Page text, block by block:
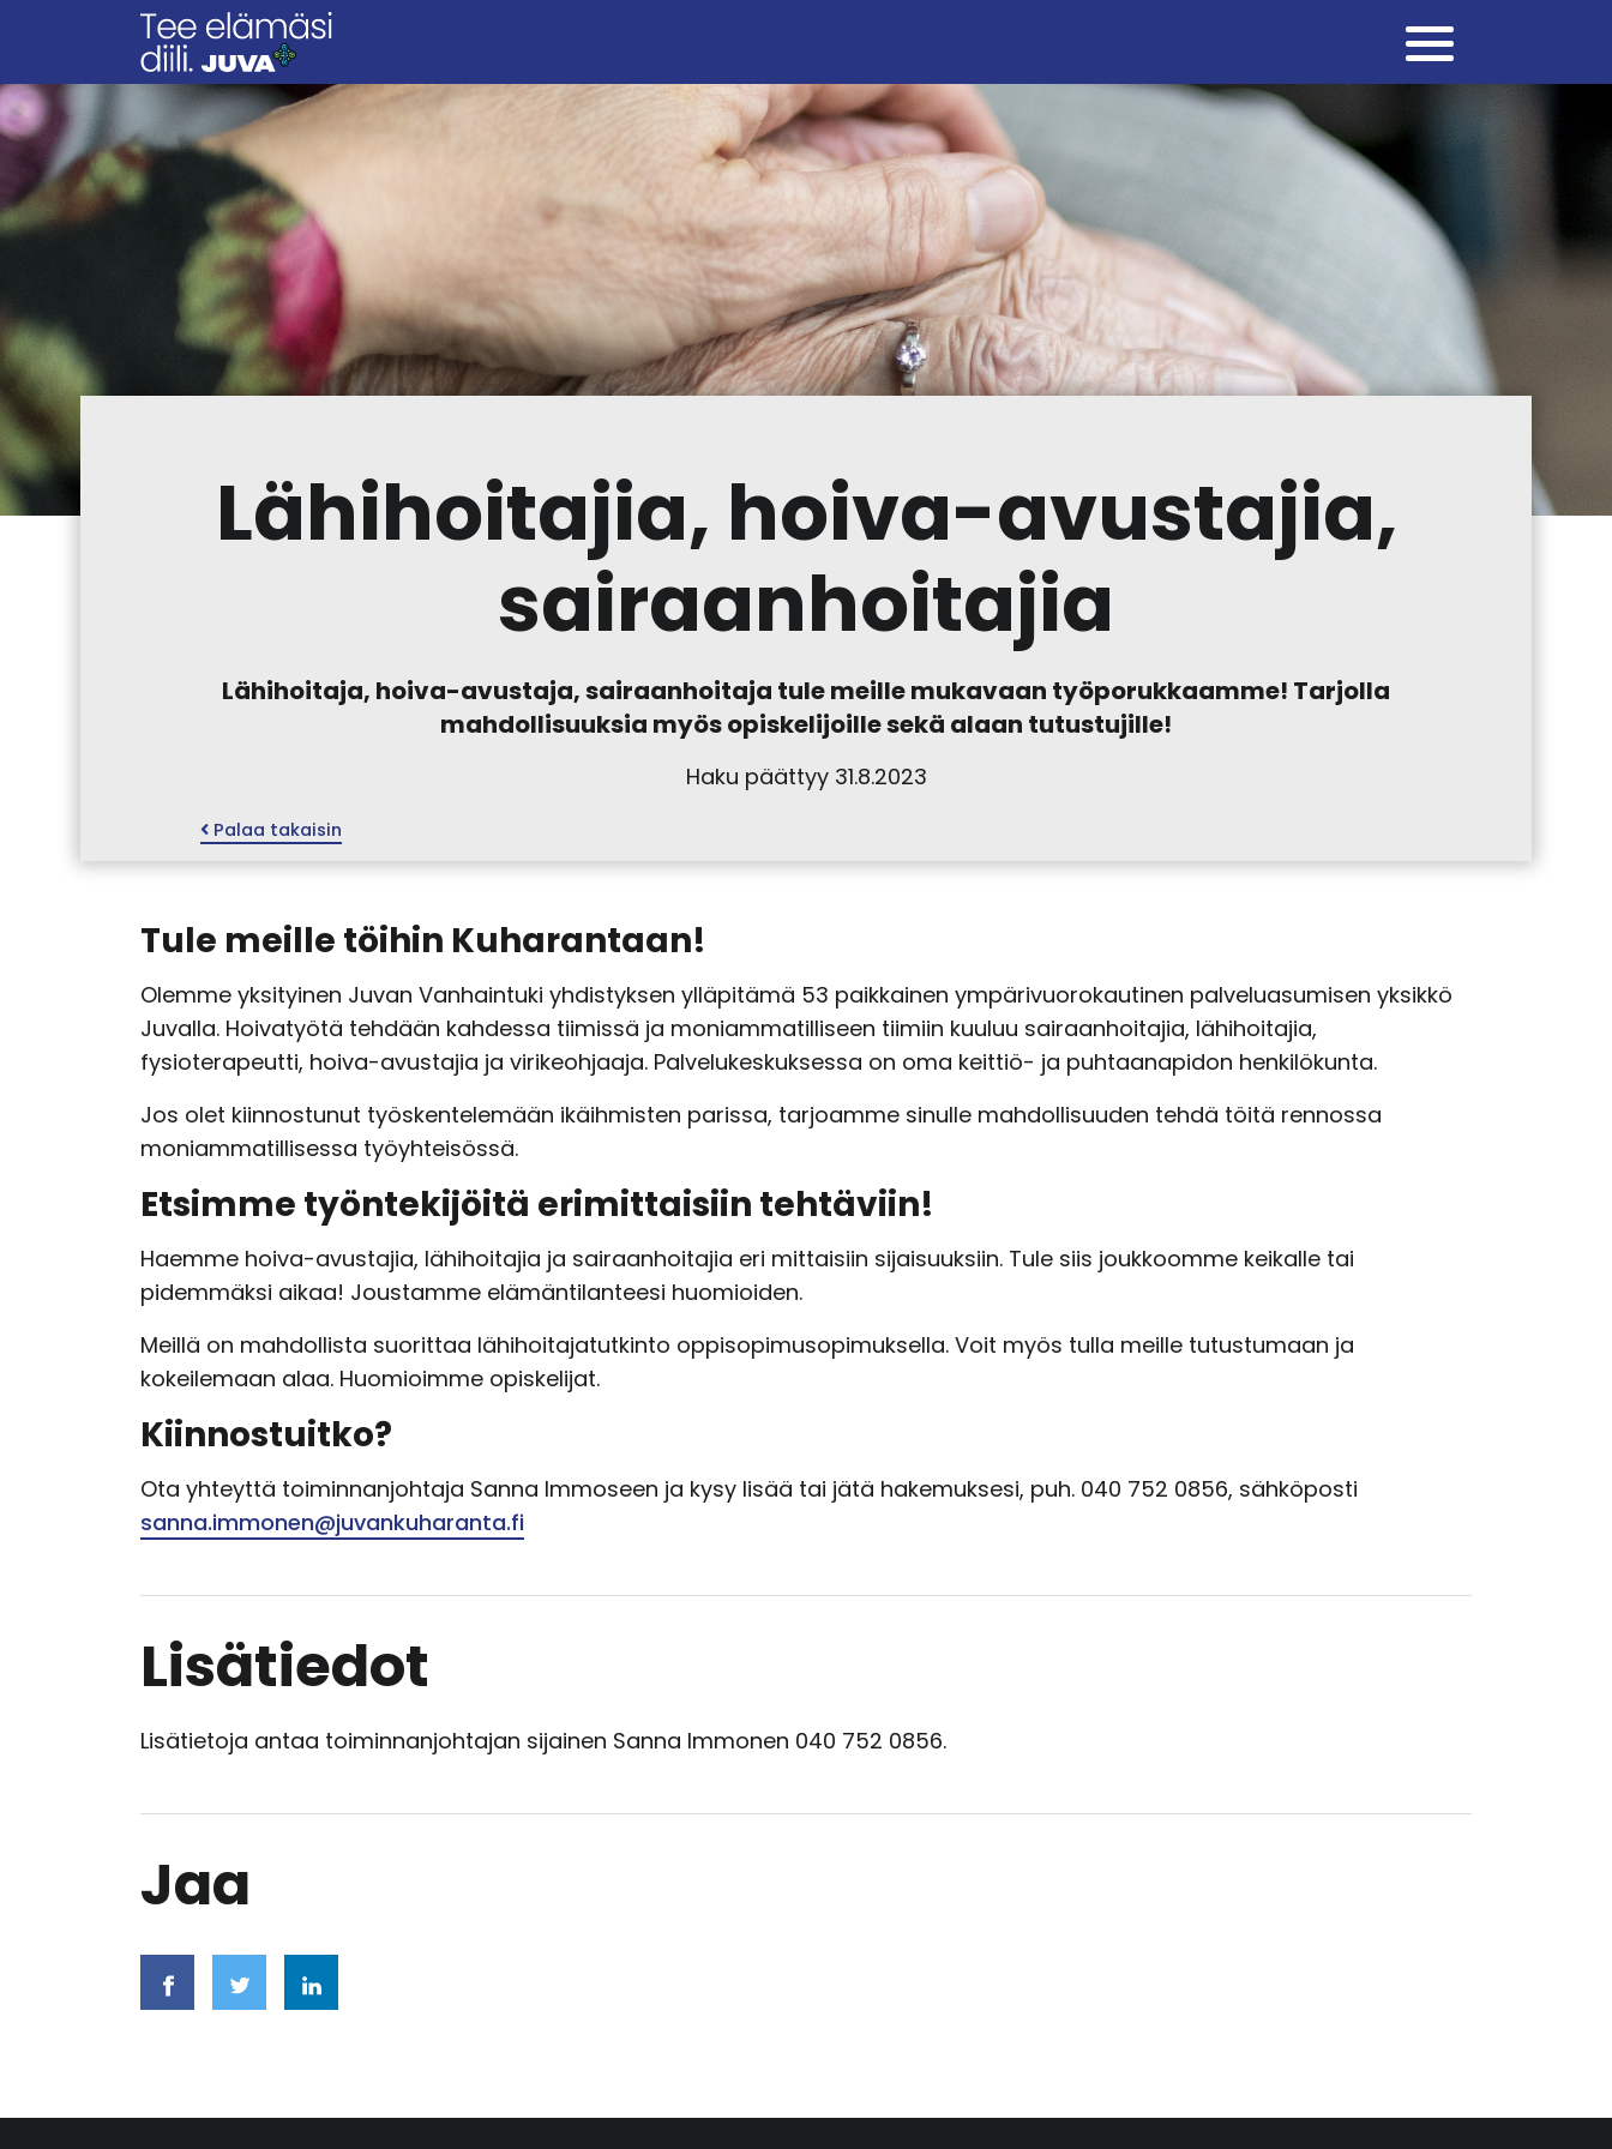
Lähihoitajia, hoiva-avustajia,
sairaanhoitajia
Lähihoitaja, hoiva-avustaja, sairaanhoitaja tule meille mukavaan työporukkaamme! Tarjolla
mahdollisuuksia myös opiskelijoille sekä alaan tutustujille!
Haku päättyy 31.8.2023
Palaa takaisin
Tule meille töihin Kuharantaan!
Olemme yksityinen Juvan Vanhaintuki yhdistyksen ylläpitämä 53 paikkainen ympärivuorokautinen palveluasumisen yksikkö
Juvalla. Hoivatyötä tehdään kahdessa tiimissä ja moniammatilliseen tiimiin kuuluu sairaanhoitajia, lähihoitajia,
fysioterapeutti, hoiva-avustajia ja virikeohjaaja. Palvelukeskuksessa on oma keittiö- ja puhtaanapidon henkilökunta.
Jos olet kiinnostunut työskentelemään ikäihmisten parissa, tarjoamme sinulle mahdollisuuden tehdä töitä rennossa
moniammatillisessa työyhteisössä.
Etsimme työntekijöitä erimittaisiin tehtäviin!
Haemme hoiva-avustajia, lähihoitajia ja sairaanhoitajia eri mittaisiin sijaisuuksiin. Tule siis joukkoomme keikalle tai
pidemmäksi aikaa! Joustamme elämäntilanteesi huomioiden.
Meillä on mahdollista suorittaa lähihoitajatutkinto oppisopimusopimuksella. Voit myös tulla meille tutustumaan ja
kokeilemaan alaa. Huomioimme opiskelijat.
Kiinnostuitko?
Ota yhteyttä toiminnanjohtaja Sanna Immoseen ja kysy lisää tai jätä hakemuksesi, puh. 040 752 0856, sähköposti
sanna.immonen@juvankuharanta.fi
Lisätiedot
Lisätietoja antaa toiminnanjohtajan sijainen Sanna Immonen 040 752 0856.
Jaa